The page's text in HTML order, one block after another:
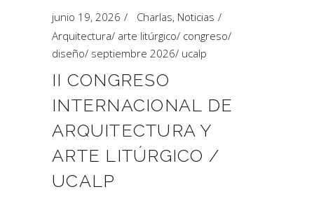
junio 19, 2026 Charlas, Noticias
Arquitectura/ arte litúrgico/ congreso/
diseño/ septiembre 2026/ ucalp
II CONGRESO
INTERNACIONAL DE
ARQUITECTURA Y
ARTE LITÚRGICO /
UCALP